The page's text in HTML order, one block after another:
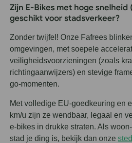
Zijn E-Bikes met hoge snelheid
geschikt voor stadsverkeer?
Zonder twijfel! Onze Fafrees
omgevingen, met soepele
veiligheidsvoorzieningen (zoals
richtingaanwijzers) en stevige
go-momenten.
Met volledige EU-goedkeuring en
km/u zijn ze wendbaar, legaal en
e-bikes in drukke straten. Als
stad je ding is, bekijk dan onze